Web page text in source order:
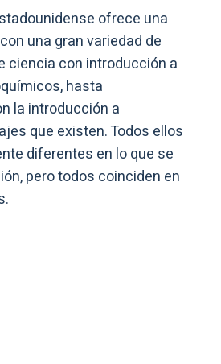
ofrece una
con una gran variedad de
ciencia con introducción a
hasta
la introducción a
que existen. Todos ellos
diferentes en lo que se
pero todos coinciden en